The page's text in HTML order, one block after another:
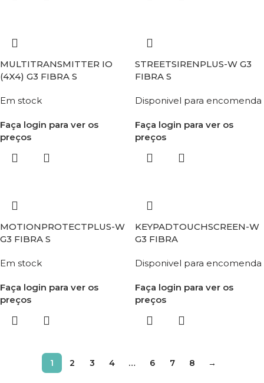
MULTITRANSMITTER IO
(4X4) G3 FIBRA S
Em stock
Faça login para ver os
preços
STREETSIRENPLUS-W G3
FIBRA S
Disponivel para encomenda
Faça login para ver os
preços
MOTIONPROTECTPLUS-W
G3 FIBRA S
Em stock
Faça login para ver os
preços
KEYPADTOUCHSCREEN-W
G3 FIBRA
Disponivel para encomenda
Faça login para ver os
preços
1 2 3 4 … 6 7 8 →